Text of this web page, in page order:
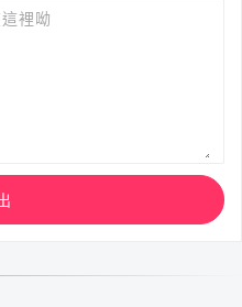
裡呦